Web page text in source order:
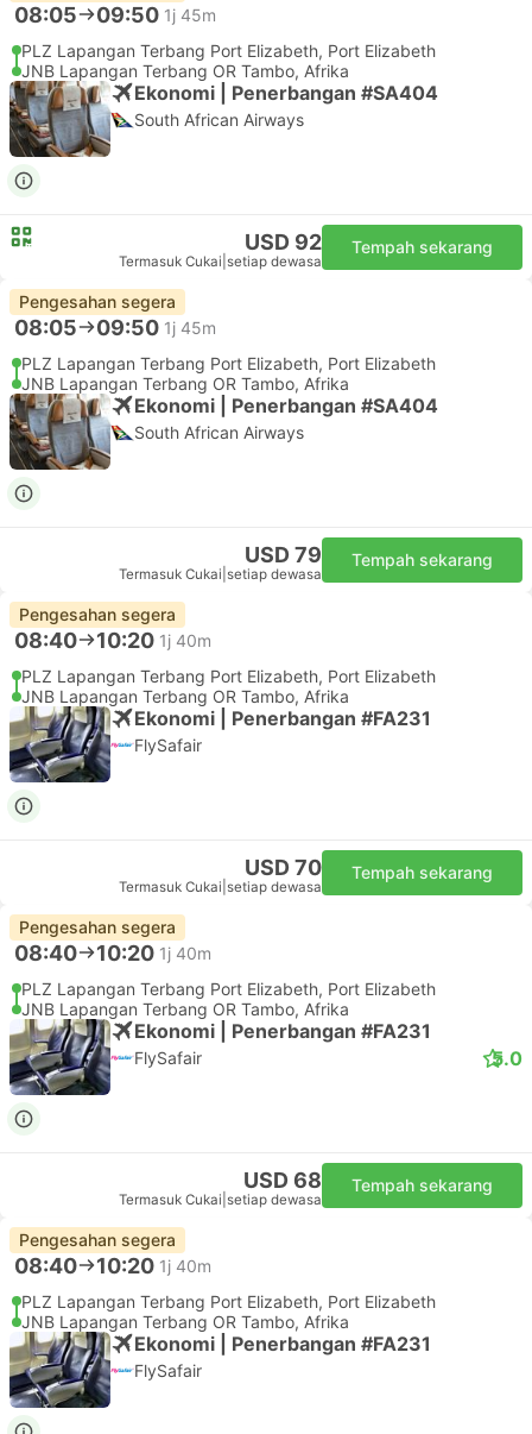
08:05 09:50 1j 45m
PLZ Lapangan Terbang Port Elizabeth, Port Elizabeth
JNB Lapangan Terbang OR Tambo, Afrika
Ekonomi | Penerbangan #SA404
South African Airways
USD 92
Termasuk Cukai setiap dewasa
Tempah sekarang
Pengesahan segera
08:05 09:50 1j 45m
PLZ Lapangan Terbang Port Elizabeth, Port Elizabeth
JNB Lapangan Terbang OR Tambo, Afrika
Ekonomi | Penerbangan #SA404
South African Airways
USD 79
Termasuk Cukai setiap dewasa
Tempah sekarang
Pengesahan segera
08:40 10:20 1j 40m
PLZ Lapangan Terbang Port Elizabeth, Port Elizabeth
JNB Lapangan Terbang OR Tambo, Afrika
Ekonomi | Penerbangan #FA231
FlySafair
USD 70
Termasuk Cukai setiap dewasa
Tempah sekarang
Pengesahan segera
08:40 10:20 1j 40m
PLZ Lapangan Terbang Port Elizabeth, Port Elizabeth
JNB Lapangan Terbang OR Tambo, Afrika
Ekonomi | Penerbangan #FA231
FlySafair 5.0
USD 68
Termasuk Cukai setiap dewasa
Tempah sekarang
Pengesahan segera
08:40 10:20 1j 40m
PLZ Lapangan Terbang Port Elizabeth, Port Elizabeth
JNB Lapangan Terbang OR Tambo, Afrika
Ekonomi | Penerbangan #FA231
FlySafair